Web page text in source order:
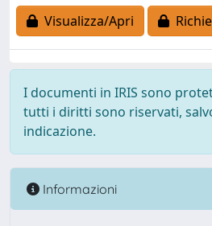
Visualizza/Apri
I documenti in IRIS sono
tutti i diritti sono riservati,
indicazione.
Informazioni